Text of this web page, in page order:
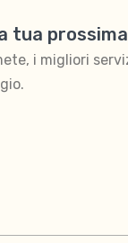
tua
i migliori